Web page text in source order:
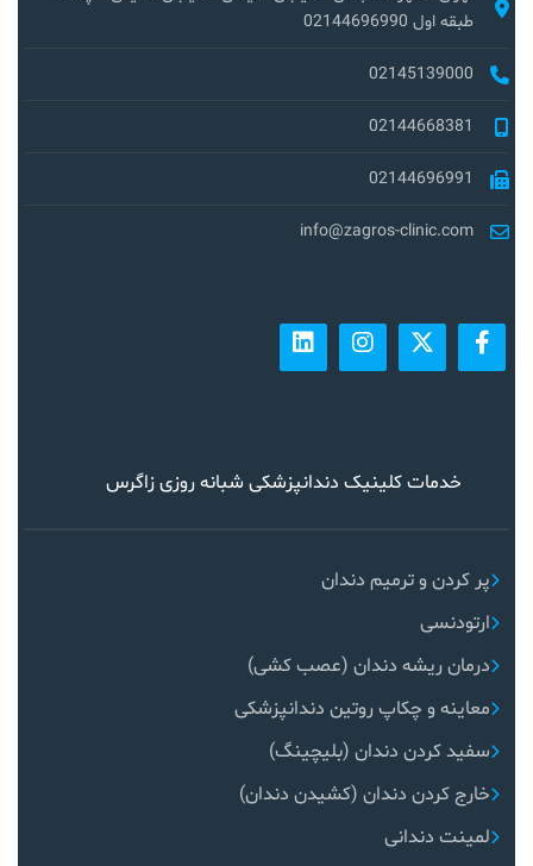
طبقه اول 02144696990
02145139000
02144668381
02144696991
info@zagros-clinic.com
خدمات کلینیک دندانپزشکی شبانه روزی زاگرس
پر کردن و ترمیم دندان
ارتودنسی
درمان ریشه دندان (عصب کشی)
معاینه و چکاپ روتین دندانپزشکی
سفید کردن دندان (بلیچینگ)
خارج کردن دندان (کشیدن دندان)
لمینت دندانی